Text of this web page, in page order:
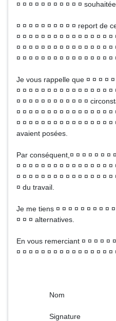
¤ ¤ ¤ ¤ ¤ ¤ ¤ ¤ ¤ ¤ ¤
¤ ¤ ¤ ¤ ¤ ¤ ¤ ¤ ¤ ¤ report de
¤ ¤ ¤ ¤ ¤ ¤ ¤ ¤ ¤ ¤ ¤ ¤ ¤ ¤ ¤
¤ ¤ ¤ ¤ ¤ ¤ ¤ ¤ ¤ ¤ ¤ ¤ ¤ ¤ ¤
¤ ¤ ¤ ¤ ¤ ¤ ¤ ¤ ¤ ¤ ¤ ¤ ¤ ¤ ¤ ¤
Je vous rappelle que ¤ ¤ ¤ ¤
¤ ¤ ¤ ¤ ¤ ¤ ¤ ¤ ¤ ¤ ¤ ¤ ¤ ¤ ¤
¤ ¤ ¤ ¤ ¤ ¤ ¤ ¤ ¤ ¤ ¤ ¤
¤ ¤ ¤ ¤ ¤ ¤ ¤ ¤ ¤ ¤ ¤ ¤ ¤ ¤ ¤
¤ ¤ ¤ ¤ ¤ ¤ ¤ ¤ ¤ ¤ ¤ ¤ ¤ ¤ ¤
avaient posées.
Par conséquent,¤ ¤ ¤ ¤ ¤ ¤ ¤
¤ ¤ ¤ ¤ ¤ ¤ ¤ ¤ ¤ ¤ ¤ ¤ ¤ ¤ ¤
¤ ¤ ¤ ¤ ¤ ¤ ¤ ¤ ¤ ¤ ¤ ¤ ¤ ¤ ¤
¤ du travail.
Je me tiens ¤ ¤ ¤ ¤ ¤ ¤ ¤ ¤ ¤
¤ ¤ ¤ alternatives.
En vous remerciant ¤ ¤ ¤ ¤ ¤
¤ ¤ ¤ ¤ ¤ ¤ ¤ ¤ ¤ ¤ ¤ ¤ ¤ ¤ ¤ ¤
Nom
Signature